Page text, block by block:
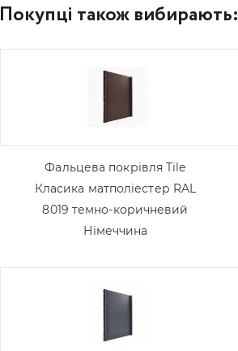
Покупці також вибирають:
Фальцева покрівля Tile
Класика матполіестер RAL
8019 темно-коричневий
Німеччина